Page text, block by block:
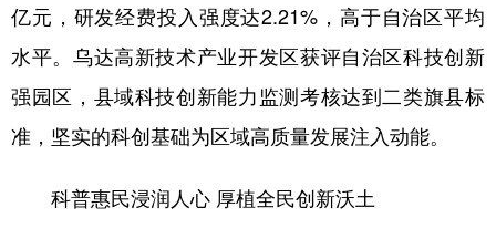
新疆 内蒙古 黑龙江
多语种频道
English Español
Русский язык 日本語
亿元，研发经费投入强度达2.21%，高于自治区平均
水平。乌达高新技术产业开发区获评自治区科技创新
强园区，县域科技创新能力监测考核达到二类旗县标
准，坚实的科创基础为区域高质量发展注入动能。
科普惠民浸润人心 厚植全民创新沃土